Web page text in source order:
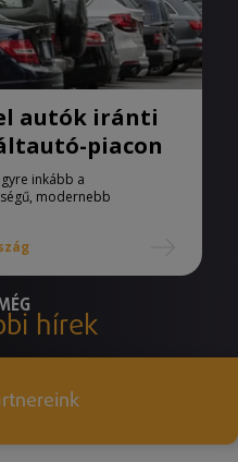
autók iránti
piacon
inkább a
modernebb
hírek